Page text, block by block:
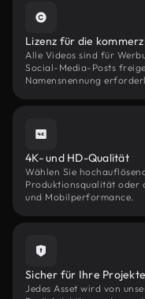
Lizenz für die
Alle Videos sind für
Social-Media-Posts
Namensnennung
4K- und HD-Qualität
Wählen Sie
Produktionsqualität oder
und Mobilperformance.
Sicher für Ihre Projekte
Jedes Asset wird von